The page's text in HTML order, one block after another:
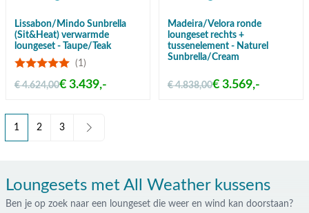
Lissabon/Mindo Sunbrella
(Sit&Heat) verwarmde
loungeset - Taupe/Teak
(1)
€ 4.624,00€ 3.439,-
Madeira/Velora ronde
loungeset rechts +
tussenelement - Naturel
Sunbrella/Cream
€ 4.838,00€ 3.569,-
U lees momenteel pagina
1 2 3
Loungesets met All Weather kussens
Ben je op zoek naar een loungeset die weer en wind kan doorstaan?